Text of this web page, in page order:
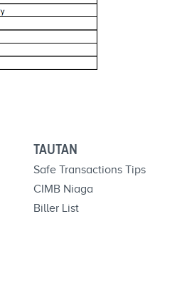
TAUTAN
Safe Transactions Tips
CIMB Niaga
Biller List